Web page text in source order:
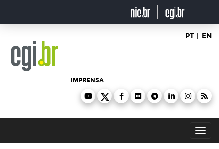
o
PT | EN
IMPRENSA